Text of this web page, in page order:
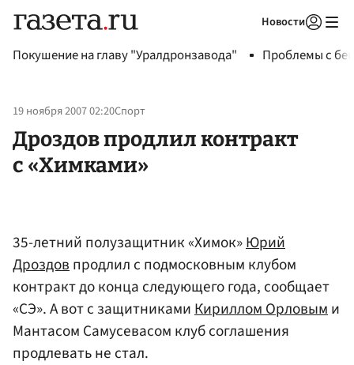
Новости
Покушение на главу "Уралдронзавода" Проблемы с
19 ноября 2007 02:20Спорт
Дроздов продлил контракт
с «Химками»
35-летний полузащитник «Химок»Юрий
Дроздовпродлил с подмосковным клубом
контракт до конца следующего года, сообщает
«СЭ». А вот с защитникамиКириллом Орловыми
Мантасом Самусевасом клуб соглашения
продлевать не стал.